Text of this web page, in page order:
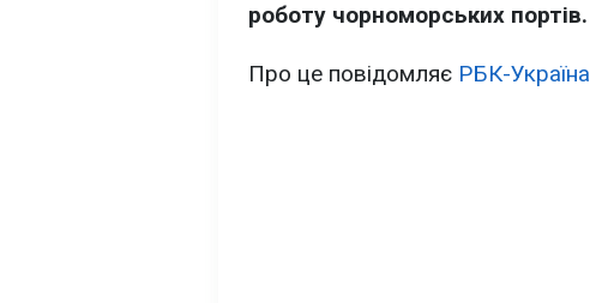
роботу чорноморських портів.
Про це повідомляє РБК-Україна